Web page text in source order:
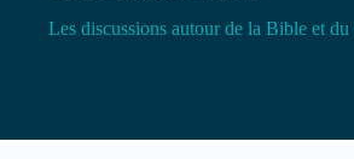
Les discussions autour de la Bible et du